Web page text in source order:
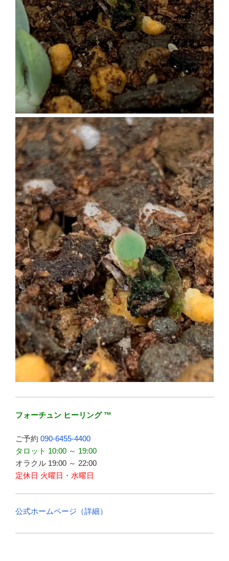
フォーチュン ヒーリング ™
ご予約 090-6455-4400
タロット 10:00 ～ 19:00
オラクル 19:00 ～ 22:00
定休日 火曜日・水曜日
公式ホームページ（詳細）